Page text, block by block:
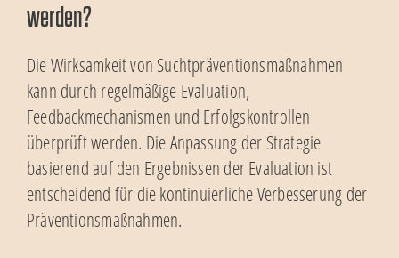
werden?
Die Wirksamkeit von Suchtpräventionsmaßnahmen
kann durch regelmäßige Evaluation,
Feedbackmechanismen und Erfolgskontrollen
überprüft werden. Die Anpassung der Strategie
basierend auf den Ergebnissen der Evaluation ist
entscheidend für die kontinuierliche Verbesserung der
Präventionsmaßnahmen.